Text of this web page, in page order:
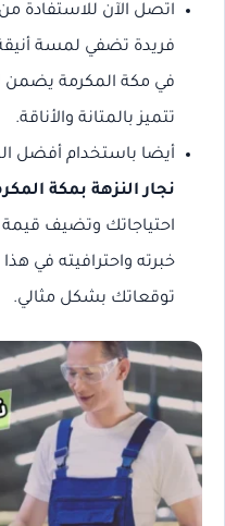
اتصل الآن للاستفادة
فريدة تضفي لمسة أنيقة
في مكة المكرمة يضمن
تتميز بالمتانة والأناقة.
أيضا باستخدام أفضل
نجار النزهة بمكة
احتياجاتك وتضيف قيمة
خبرته واحترافيته في
توقعاتك بشكل مثالي.